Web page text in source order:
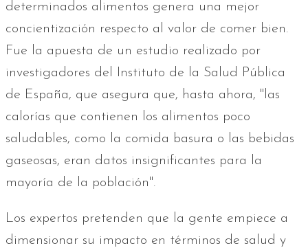
determinados alimentos genera una mejor
concientización respecto al valor de comer bien.
Fue la apuesta de un estudio realizado por
investigadores del Instituto de la Salud Pública
de España, que asegura que, hasta ahora, "las
calorías que contienen los alimentos poco
saludables, como la comida basura o las bebidas
gaseosas, eran datos insignificantes para la
mayoría de la población".
Los expertos pretenden que la gente empiece a
dimensionar su impacto en términos de salud y